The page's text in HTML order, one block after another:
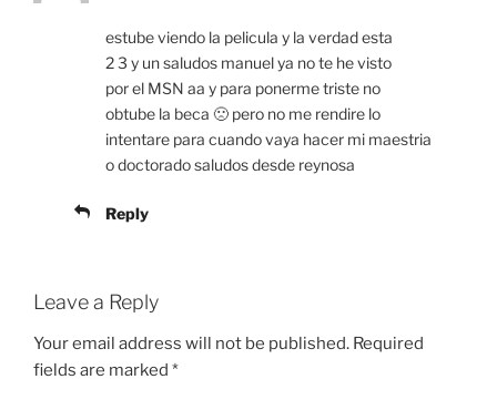
estube viendo la pelicula y la verdad esta
2 3 y un saludos manuel ya no te he visto
por el MSN aa y para ponerme triste no
obtube la beca 🙁 pero no me rendire lo
intentare para cuando vaya hacer mi maestria
o doctorado saludos desde reynosa
Reply
Leave a Reply
Your email address will not be published. Required
fields are marked *